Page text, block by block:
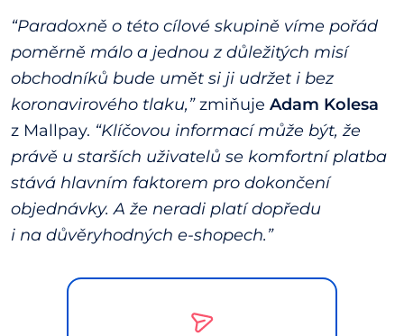
“Paradoxně o této cílové skupině víme pořád
poměrně málo a jednou z důležitých misí
obchodníků bude umět si ji udržet i bez
koronavirového tlaku,”zmiňuje Adam Kolesa
z Mallpay. “Klíčovou informací může být, že
právě u starších uživatelů se komfortní platba
stává hlavním faktorem pro dokončení
objednávky. A že neradi platí dopředu
i na důvěryhodných e-shopech.”